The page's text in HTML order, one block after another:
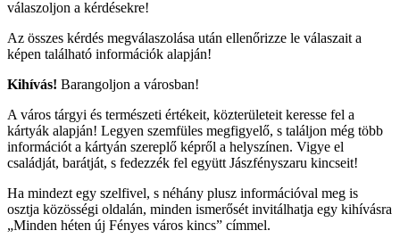
válaszoljon a kérdésekre!
Az összes kérdés megválaszolása után ellenőrizze le válaszait a
képen található információk alapján!
Kihívás! Barangoljon a városban!
A város tárgyi és természeti értékeit, közterületeit keresse fel a
kártyák alapján! Legyen szemfüles megfigyelő, s találjon még több
információt a kártyán szereplő képről a helyszínen. Vigye el
családját, barátját, s fedezzék fel együtt Jászfényszaru kincseit!
Ha mindezt egy szelfivel, s néhány plusz információval meg is
osztja közösségi oldalán, minden ismerősét invitálhatja egy kihívásra
„Minden héten új Fényes város kincs” címmel.